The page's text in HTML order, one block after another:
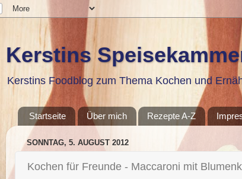
Kerstins
Kerstins Foodblog zum Thema Kochen und
Startseite Über mich Rezepte A-Z
SONNTAG, 5. AUGUST 2012
Kochen für Freunde - Maccaroni mit